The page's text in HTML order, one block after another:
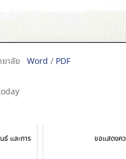
ยาลัย Word / PDF
ธ์ และการ
ขอแสดงค